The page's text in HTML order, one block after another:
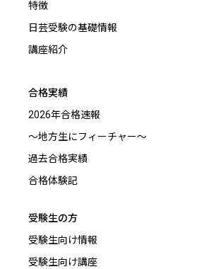
特徴
日芸受験の基礎情報
講座紹介
合格実績
2026年合格速報
〜地方生にフィーチャー〜
過去合格実績
合格体験記
受験生の方
受験生向け情報
受験生向け講座